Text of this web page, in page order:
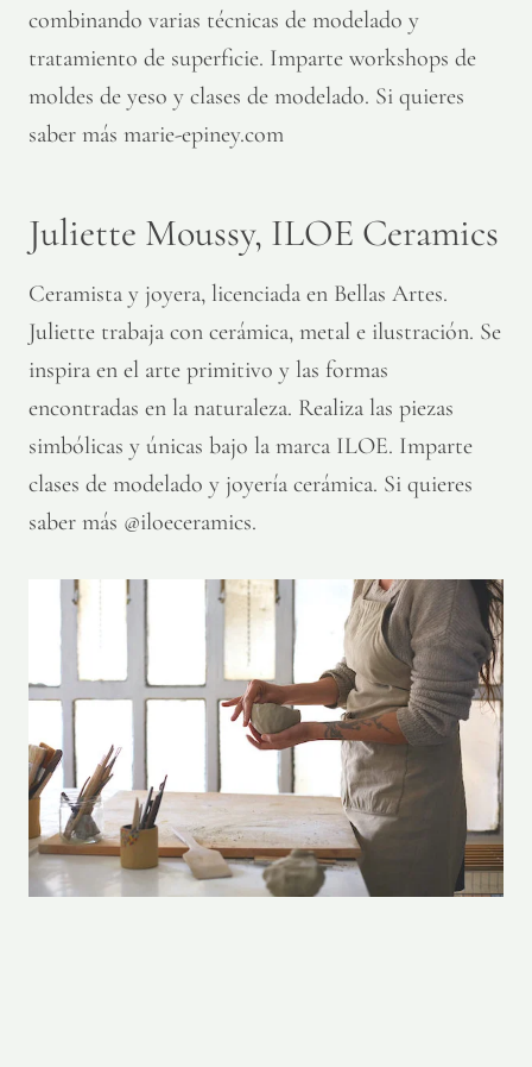
combinando varias técnicas de modelado y
tratamiento de superficie. Imparte workshops de
moldes de yeso y clases de modelado. Si quieres
saber más marie-epiney.com
Juliette Moussy, ILOE Ceramics
Ceramista y joyera, licenciada en Bellas Artes.
Juliette trabaja con cerámica, metal e ilustración. Se
inspira en el arte primitivo y las formas
encontradas en la naturaleza. Realiza las piezas
simbólicas y únicas bajo la marca ILOE. Imparte
clases de modelado y joyería cerámica. Si quieres
saber más @iloeceramics.